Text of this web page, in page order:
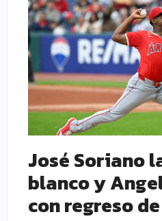
José Soriano
blanco y
con regreso